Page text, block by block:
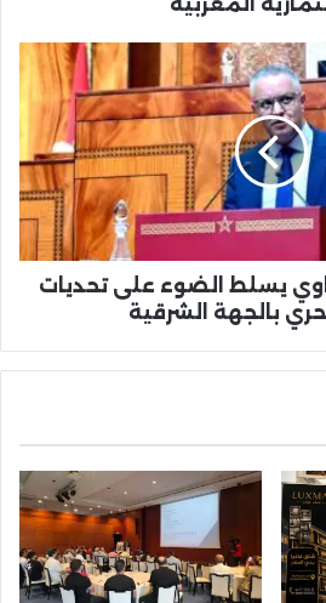
يسلط الضوء على تحديات
بالجهة الشرقية